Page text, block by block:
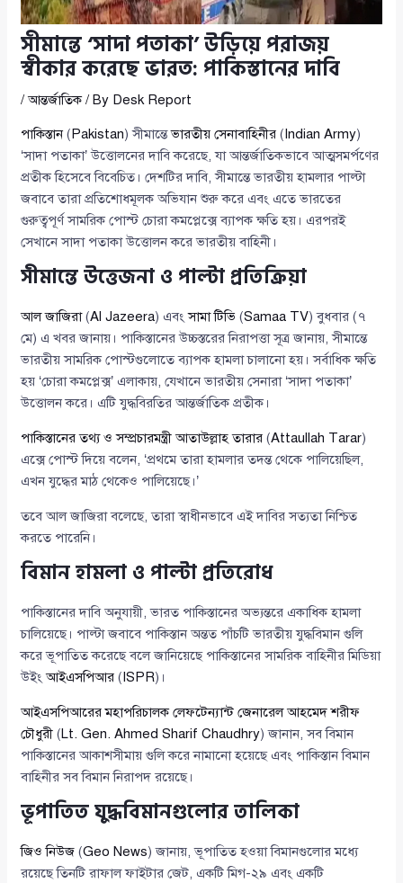
সীমান্তে ‘সাদা পতাকা’ উড়িয়ে পরাজয়
স্বীকার করেছে ভারত: পাকিস্তানের দাবি
/আন্তর্জাতিক/ By Desk Report
পাকিস্তান(Pakistan) সীমান্তেভারতীয় সেনাবাহিনীর (Indian Army)
‘সাদা পতাকা’ উত্তোলনের দাবি করেছে, যা আন্তর্জাতিকভাবে আত্মসমর্পণের
প্রতীক হিসেবে বিবেচিত। দেশটির দাবি, সীমান্তে ভারতীয় হামলার পাল্টা
জবাবে তারা প্রতিশোধমূলক অভিযান শুরু করে এবং এতে ভারতের
গুরুত্বপূর্ণ সামরিক পোস্ট চোরা কমপ্লেক্সে ব্যাপক ক্ষতি হয়। এরপরই
সেখানে সাদা পতাকা উত্তোলন করে ভারতীয় বাহিনী।
সীমান্তে উত্তেজনা ও পাল্টা প্রতিক্রিয়া
আল জাজিরা(Al Jazeera) এবংসামা টিভি (Samaa TV) বুধবার (৭
মে) এ খবর জানায়। পাকিস্তানের উচ্চস্তরের নিরাপত্তা সূত্র জানায়, সীমান্তে
ভারতীয় সামরিক পোস্টগুলোতে ব্যাপক হামলা চালানো হয়। সর্বাধিক ক্ষতি
হয় ‘চোরা কমপ্লেক্স’ এলাকায়, যেখানে ভারতীয় সেনারা ‘সাদা পতাকা’
উত্তোলন করে। এটি যুদ্ধবিরতির আন্তর্জাতিক প্রতীক।
পাকিস্তানের তথ্য ও সম্প্রচারমন্ত্রী আতাউল্লাহ তারার (Attaullah Tarar)
এক্সে পোস্ট দিয়ে বলেন, ‘প্রথমে তারা হামলার তদন্ত থেকে পালিয়েছিল,
এখন যুদ্ধের মাঠ থেকেও পালিয়েছে।’
তবে আল জাজিরা বলেছে, তারা স্বাধীনভাবে এই দাবির সত্যতা নিশ্চিত
করতে পারেনি।
বিমান হামলা ও পাল্টা প্রতিরোধ
পাকিস্তানের দাবি অনুযায়ী, ভারত পাকিস্তানের অভ্যন্তরে একাধিক হামলা
চালিয়েছে। পাল্টা জবাবে পাকিস্তান অন্তত পাঁচটি ভারতীয় যুদ্ধবিমান গুলি
করে ভূপাতিত করেছে বলে জানিয়েছে পাকিস্তানের সামরিক বাহিনীর মিডিয়া
উইংআইএসপিআর (ISPR)।
আইএসপিআরের মহাপরিচালক লেফটেন্যান্ট জেনারেল আহমেদ শরীফ
চৌধুরী (Lt. Gen. Ahmed Sharif Chaudhry) জানান, সব বিমান
পাকিস্তানের আকাশসীমায় গুলি করে নামানো হয়েছে এবং পাকিস্তান বিমান
বাহিনীর সব বিমান নিরাপদ রয়েছে।
ভূপাতিত যুদ্ধবিমানগুলোর তালিকা
জিও নিউজ (Geo News) জানায়, ভূপাতিত হওয়া বিমানগুলোর মধ্যে
রয়েছে তিনটি রাফাল ফাইটার জেট, একটি মিগ-২৯ এবং একটি